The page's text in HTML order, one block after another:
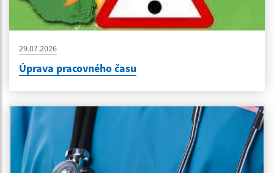
29.07.2026
Úprava pracovného času